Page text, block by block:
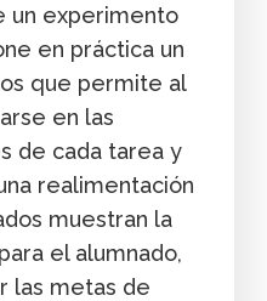
un experimento
en práctica un
que permite al
en las
de cada tarea y
realimentación
muestran la
el alumnado,
las metas de